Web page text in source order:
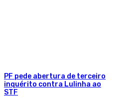
PF pede abertura de terceiro
inquérito contra Lulinha ao
STF